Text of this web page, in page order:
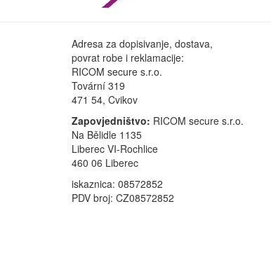
Adresa za dopisivanje, dostava,
povrat robe i reklamacije:
RICOM secure s.r.o.
Tovární 319
471 54, Cvikov
Zapovjedništvo: RICOM secure s.r.o.
Na Bělidle 1135
Liberec VI-Rochlice
460 06 Liberec
iskaznica: 08572852
PDV broj: CZ08572852